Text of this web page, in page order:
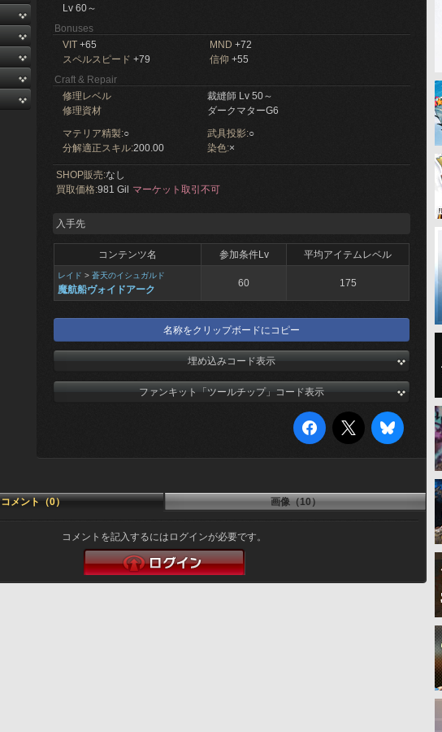
Lv 60～
Bonuses
VIT +65 MND +72
スペルスピード +79 信仰 +55
Craft & Repair
修理レベル
裁縫師 Lv 50～
修理資材
ダークマターG6
マテリア精製:○ 武具投影:○
分解適正スキル:200.00 染色:×
SHOP販売:なし
買取価格:981 Gil マーケット取引不可
入手先
コンテンツ名 参加条件Lv 平均アイテムレベル
レイド > 蒼天のイシュガルド
魔航船ヴォイドアーク
60 175
名称をクリップボードにコピー
埋め込みコード表示
ファンキット「ツールチップ」コード表示
コメント（0） 画像（10）
コメントを記入するにはログインが必要です。